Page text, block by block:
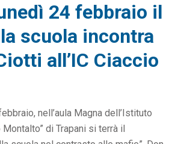
24 febbraio il
scuola incontra
all’IC Ciaccio
nell’aula Magna dell’Istituto
di Trapani si terrà il